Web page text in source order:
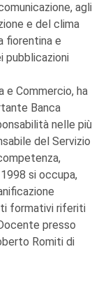
agli
e del clima
fiorentina e
pubblicazioni
e Commercio, ha
Banca
nelle più
del Servizio
si occupa,
formativi riferiti
presso
Romiti di